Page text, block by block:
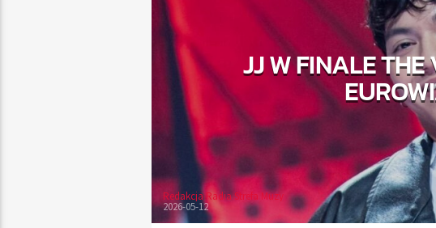
JJ W FINALE
Redakcja Radia Strefa Muzy
2026-05-12